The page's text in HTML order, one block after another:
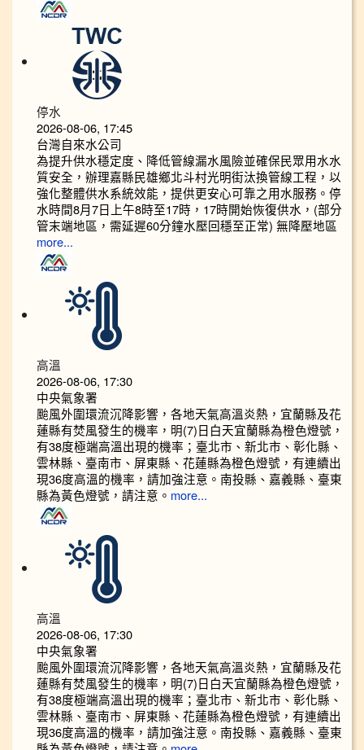
停水
2026-08-06, 17:45
台灣自來水公司
為提升供水穩定度、降低管線漏水風險並確保民眾用水水
質安全，辦理嘉縣民雄鄉北斗村光明街汰換管線工程，以
強化整體供水系統效能，提供更安心可靠之用水服務。停
水時間8月7日上午8時至17時，17時開始恢復供水，(部分
管末端地區，需延遲60分鐘水壓回穩至正常) 無降壓地區
more...
高溫
2026-08-06, 17:30
中央氣象署
颱風外圍環流沉降影響，各地天氣高溫炎熱，宜蘭縣及花
蓮縣有焚風發生的機率，明(7)日白天宜蘭縣為橙色燈號，
有38度極端高溫出現的機率；臺北市、新北市、彰化縣、
雲林縣、臺南市、屏東縣、花蓮縣為橙色燈號，有連續出
現36度高溫的機率，請加強注意。南投縣、嘉義縣、臺東
縣為黃色燈號，請注意。 more...
高溫
2026-08-06, 17:30
中央氣象署
颱風外圍環流沉降影響，各地天氣高溫炎熱，宜蘭縣及花
蓮縣有焚風發生的機率，明(7)日白天宜蘭縣為橙色燈號，
有38度極端高溫出現的機率；臺北市、新北市、彰化縣、
雲林縣、臺南市、屏東縣、花蓮縣為橙色燈號，有連續出
現36度高溫的機率，請加強注意。南投縣、嘉義縣、臺東